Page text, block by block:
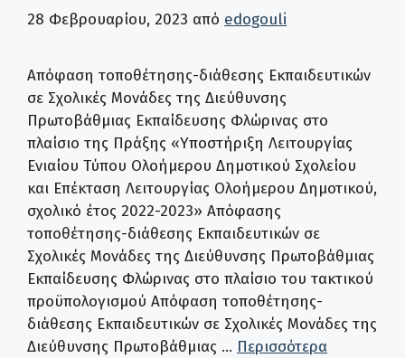
28 Φεβρουαρίου, 2023 από edogouli
Απόφαση τοποθέτησης-διάθεσης Εκπαιδευτικών
σε Σχολικές Μονάδες της Διεύθυνσης
Πρωτοβάθμιας Εκπαίδευσης Φλώρινας στο
πλαίσιο της Πράξης «Υποστήριξη Λειτουργίας
Ενιαίου Τύπου Ολοήμερου Δημοτικού Σχολείου
και Επέκταση Λειτουργίας Ολοήμερου Δημοτικού,
σχολικό έτος 2022-2023» Απόφασης
τοποθέτησης-διάθεσης Εκπαιδευτικών σε
Σχολικές Μονάδες της Διεύθυνσης Πρωτοβάθμιας
Εκπαίδευσης Φλώρινας στο πλαίσιο του τακτικού
προϋπολογισμού Απόφαση τοποθέτησης-
διάθεσης Εκπαιδευτικών σε Σχολικές Μονάδες της
Διεύθυνσης Πρωτοβάθμιας … Περισσότερα